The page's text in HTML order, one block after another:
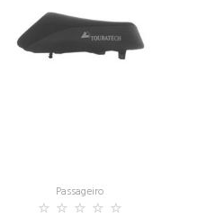
Passageiro